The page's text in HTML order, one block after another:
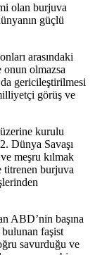
olan burjuva
güçlü
arasındaki
onun olmazsa
gericileştirilmesi
görüş ve
kurulu
Dünya Savaşı
meşru kılmak
titrenen burjuva
ABD’nin başına
faşist
savurduğu ve